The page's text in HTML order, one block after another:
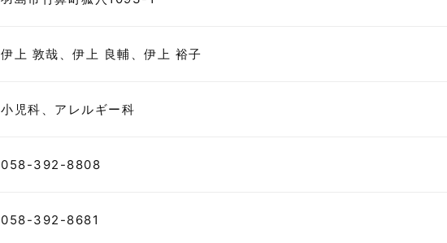
伊上 敦哉、伊上 良輔、伊上 裕子
小児科、アレルギー科
058-392-8808
058-392-8681